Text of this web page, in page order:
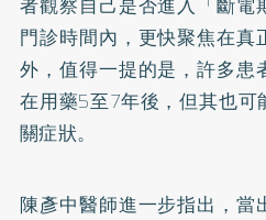
門診時間內，更快聚焦在
外，值得一提的是，許多
在用藥5至7年後，但其也
關症狀。
陳彥中醫師進一步指出，當